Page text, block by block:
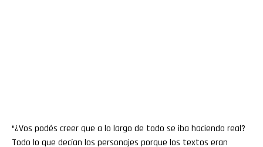
“¿Vos podés creer que a lo largo de todo se iba haciendo real?
Todo lo que decían los personajes porque los textos eran